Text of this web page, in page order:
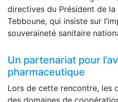
directives du Président de
Tebboune, qui insiste sur
souveraineté sanitaire
Un partenariat pour
pharmaceutique
Lors de cette rencontre, les
des domaines de